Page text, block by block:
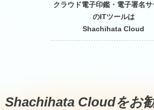
クラウド電子印鑑・電子署名サ
のITツールは
Shachihata Cloud
Shachihata Cloudをお